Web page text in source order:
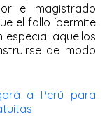
el magistrado
el fallo ‘permite
aquellos
de modo
a Perú para